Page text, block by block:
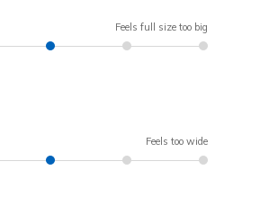
Feels full size too big
Feels too wide